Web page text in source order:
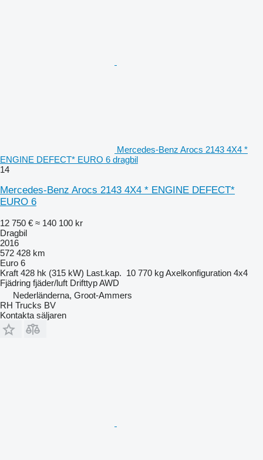
Mercedes-Benz Arocs 2143 4X4 *
ENGINE DEFECT* EURO 6 dragbil
14
Mercedes-Benz Arocs 2143 4X4 * ENGINE DEFECT*
EURO 6
12 750 € ≈ 140 100 kr
Dragbil
2016
572 428 km
Euro 6
Kraft 428 hk (315 kW) Last.kap. 10 770 kgAxelkonfiguration 4x4
Fjädring fjäder/luft DrifttypAWD
Nederländerna, Groot-Ammers
RH Trucks BV
Kontakta säljaren